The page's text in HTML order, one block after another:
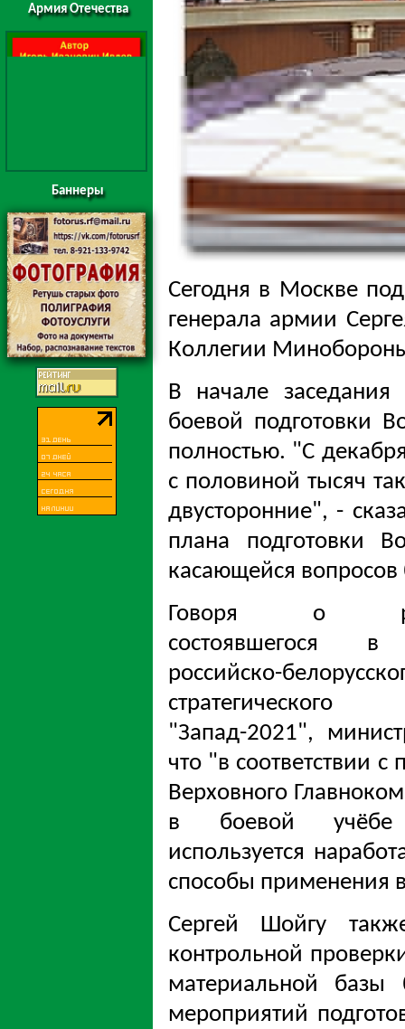
Армия Отечества
Баннеры
Сегодня в Москве
генерала армии
Коллегии
В начале
боевой подготовки
полностью. "С
с половиной тысяч
двусторонние", -
плана подготовки
касающейся вопросов
Говоря о
состоявшегося в
российско-
"Запад-2021",
что "в соответствии с
Верховного
в боевой учёбе
используется
способы применения
Сергей Шойгу
контрольной
материальной
мероприятий